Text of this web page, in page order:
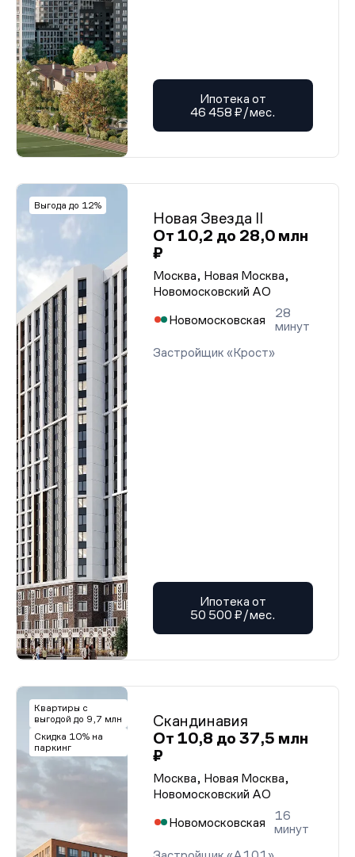
Ипотека от
46 458 ₽/мес.
Выгода до 12%
Новая Звезда II
От 10,2 до 28,0 млн
₽
Москва, Новая Москва,
Новомосковский АО
Новомосковская
28
минут
Застройщик «Крост»
Ипотека от
50 500 ₽/мес.
Квартиры с
выгодой до 9,7 млн
Скидка 10% на
паркинг
Скандинавия
От 10,8 до 37,5 млн
₽
Москва, Новая Москва,
Новомосковский АО
Новомосковская
16
минут